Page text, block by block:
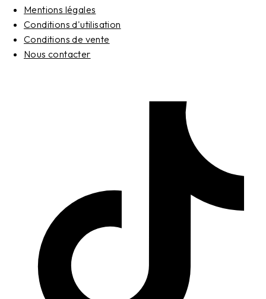
Mentions légales
Conditions d'utilisation
Conditions de vente
Nous contacter